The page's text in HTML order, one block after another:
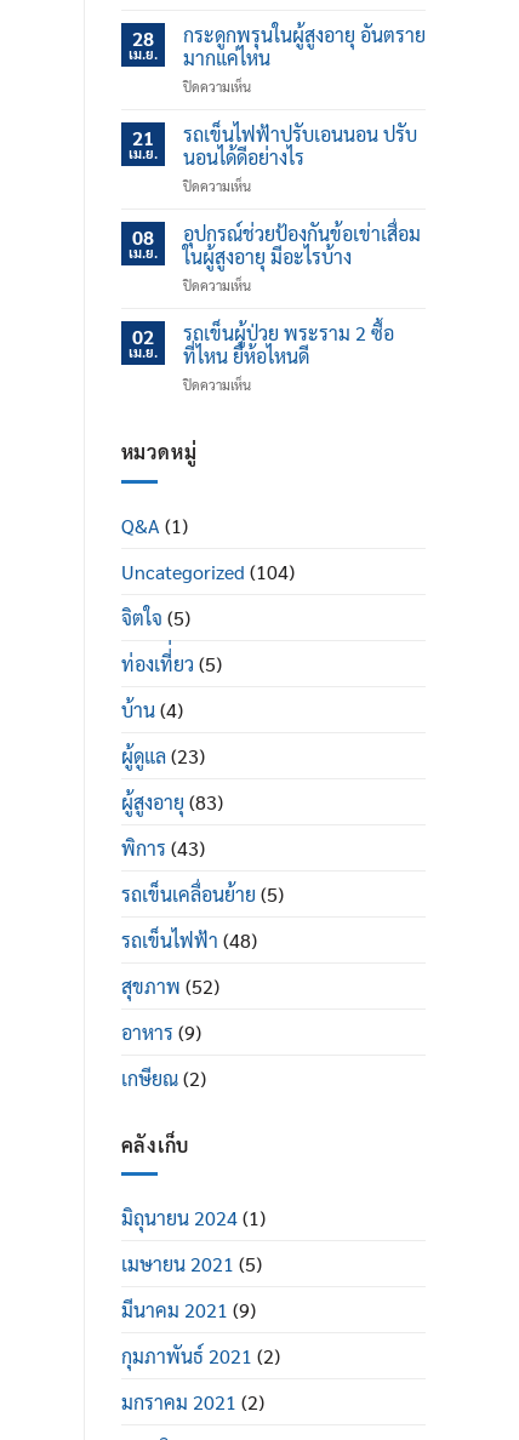
28
เม.ย.
กระดูกพรุนในผู้สูงอายุ อันตราย
มากแค่ไหน
ปิดความเห็นบน
พรุน
ใน
ผู้
สูง
อันตราย
มาก
แค่
ไหน
21
เม.ย.
รถเข็นไฟฟ้าปรับเอนนอน ปรับ
นอนได้ดีอย่างไร
ปิดความเห็นบน
เข็น
ไฟฟ้า
ปรับ
เอน
ปรับ
นอน
ดี
08
เม.ย.
อุปกรณ์ช่วยป้องกันข้อเข่าเสื่อม
ในผู้สูงอายุ มีอะไรบ้าง
ปิดความเห็นบน
ช่วย
ป้องกัน
ข้อ
เข่า
02
เม.ย.
รถเข็นผู้ป่วย พระราม 2 ซื้อ
ที่ไหน ยี่ห้อไหนดี
ปิดความเห็นบน
ยี่ห้อ
หมวดหมู่
Q&A (1)
Uncategorized (104)
จิตใจ (5)
ท่องเที่่ยว (5)
บ้าน(4)
ผู้ดูแล (23)
ผู้สูงอายุ (83)
พิการ (43)
รถเข็นเคลื่อนย้าย (5)
รถเข็นไฟฟ้า (48)
สุขภาพ (52)
อาหาร (9)
เกษียณ(2)
คลังเก็บ
มิถุนายน 2024(1)
เมษายน 2021 (5)
มีนาคม 2021 (9)
กุมภาพันธ์ 2021 (2)
มกราคม 2021 (2)